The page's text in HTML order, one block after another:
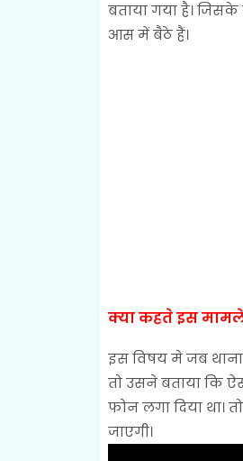
बताया गया है।
आस में बैठे हैं।
क्या कहते इस मामले
इस विषय मे जब थाना
तो उसने बताया कि
फोन लगा दिया था।
जाएगी।